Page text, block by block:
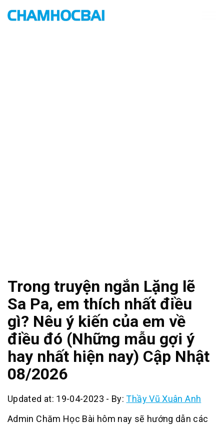
Trong truyện ngắn Lặng lẽ
Sa Pa, em thích nhất điều
gì? Nêu ý kiến của em về
điều đó (Những mẫu gợi ý
hay nhất hiện nay) Cập Nhật
08/2026
Updated at: 19-04-2023 - By:Thầy Vũ Xuân Anh
Admin Chăm Học Bài hôm nay sẽ hướng dẫn các